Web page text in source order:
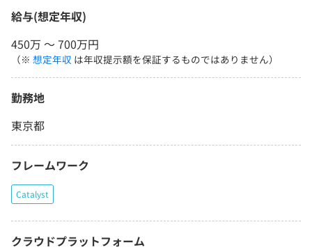
給与(想定年収)
450万 〜 700万円
（※ 想定年収 は年収提示額を保証するものではありません）
勤務地
東京都
フレームワーク
Catalyst
クラウドプラットフォーム